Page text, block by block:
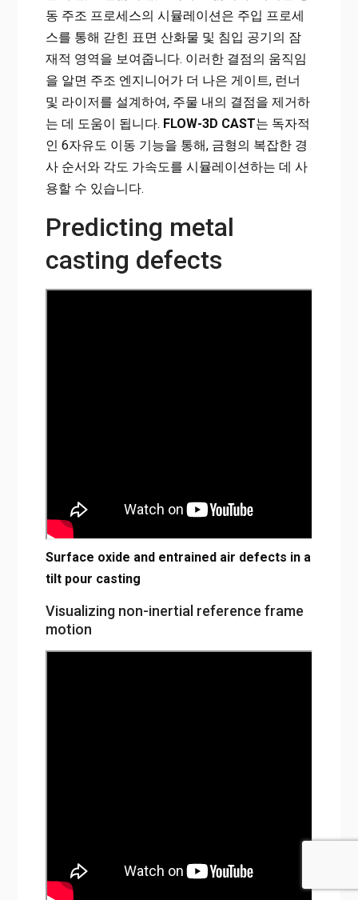
동 주조 프로세스의 시뮬레이션은 주입 프로세
스를 통해 갇힌 표면 산화물 및 침입 공기의 잠
재적 영역을 보여줍니다. 이러한 결점의 움직임
을 알면 주조 엔지니어가 더 나은 게이트, 런너
및 라이저를 설계하여, 주물 내의 결점을 제거하
는 데 도움이 됩니다. FLOW-3D CAST는 독자적
인 6자유도 이동 기능을 통해, 금형의 복잡한 경
사 순서와 각도 가속도를 시뮬레이션하는 데 사
용할 수 있습니다.
Predicting metal
casting defects
Surface oxide and entrained air defects in a
tilt pour casting
Visualizing non-inertial reference frame
motion